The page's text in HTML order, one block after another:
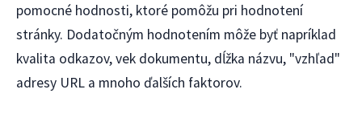
pomocné hodnosti, ktoré pomôžu pri hodnotení
stránky. Dodatočným hodnotením môže byť napríklad
kvalita odkazov, vek dokumentu, dĺžka názvu, "vzhľad"
adresy URL a mnoho ďalších faktorov.